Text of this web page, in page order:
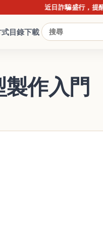
近日詐騙盛行，提醒讀者
式目錄下載
作入門